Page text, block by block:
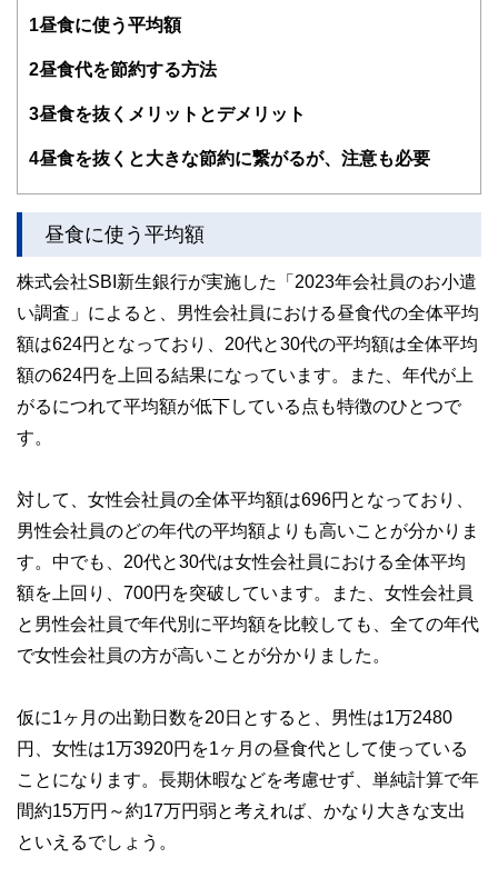
得者を中心に「お金や暮らし」に関する書籍・雑誌の編集経
験者で構成され、企画立案から記事掲載まですべての工程に
護士、税理士、宅地建物取引士、相続診断士、住宅ローンア
かしく感じられる年金や税金、相続、保険、ローンなどの話
をわかりやすく発信している点です。
執筆者・監修者による執筆体制を築くことで、内容のわかり
やすさはもちろんのこと、読み応えのあるコンテンツと確か
な情報発信を実現しています。
私たちは、快適でより良い生活のアイデアを提供するお金の
コンシェルジュを目指します。
1 昼食に使う平均額
2昼食代を節約する方法
3昼食を抜くメリットとデメリット
4昼食を抜くと大きな節約に繋がるが、注意も必要
昼食に使う平均額
株式会社SBI新生銀行が実施した「2023年会社員のお小遣
い調査」によると、男性会社員における昼食代の全体平均
額は624円となっており、20代と30代の平均額は全体平均
額の624円を上回る結果になっています。また、年代が上
がるにつれて平均額が低下している点も特徴のひとつで
す。
対して、女性会社員の全体平均額は696円となっており、
男性会社員のどの年代の平均額よりも高いことが分かりま
す。中でも、20代と30代は女性会社員における全体平均
額を上回り、700円を突破しています。また、女性会社員
と男性会社員で年代別に平均額を比較しても、全ての年代
で女性会社員の方が高いことが分かりました。
仮に1ヶ月の出勤日数を20日とすると、男性は1万2480
円、女性は1万3920円を1ヶ月の昼食代として使っている
ことになります。長期休暇などを考慮せず、単純計算で年
間約15万円～約17万円弱と考えれば、かなり大きな支出
といえるでしょう。